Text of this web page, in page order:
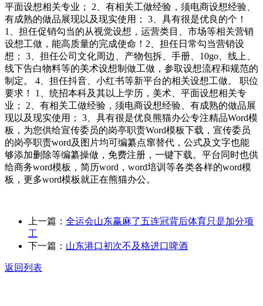
平面设想相关专业； 2、有相关工做经验，须电商设想经验、
有成熟的做品展现以及现实使用； 3、具有很是优良的个！
1、担任促销勾当的从视觉设想，运营类目、市场等相关营销
设想工做，能高质量的完成使命！2、担任日常勾当营销设
想； 3、担任公司文化周边、产物包拆、手册、10go、线上、
线下告白物料等的美术设想制做工做，参取设想流程和规范的
制定。 4、担任抖音、小红书等新平台的相关设想工做。 职位
要求！ 1、统招本科及其以上学历，美术、平面设想相关专
业； 2、有相关工做经验，须电商设想经验、有成熟的做品展
现以及现实使用； 3、具有很是优良熊猫办公专注精品Word模
板，为您供给宣传委员的岗亭职责Word模板下载，宣传委员
的岗亭职责word及图片均可编纂点窜替代，公式及文字也能
够添加删除等编纂操做，免费注册，一键下载。平台同时也供
给商务word模板，简历word，word培训等各类各样的word模
板，更多word模板就正在熊猫办公。
上一篇： 全运会山东赢麻了五连冠背后体育只是加分项
工
下一篇： 山东港口初次不及格进口啤酒
返回列表